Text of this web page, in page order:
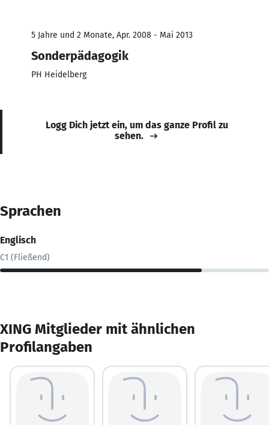
5 Jahre und 2 Monate, Apr. 2008 - Mai 2013
Sonderpädagogik
PH Heidelberg
Logg Dich jetzt ein, um das ganze Profil zu
sehen.
Sprachen
Englisch
C1 (Fließend)
XING Mitglieder mit ähnlichen
Profilangaben